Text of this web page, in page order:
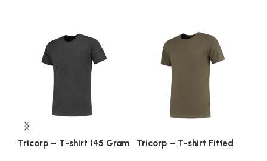
Tricorp – T-shirt 145 Gram Tricorp – T-shirt Fitted